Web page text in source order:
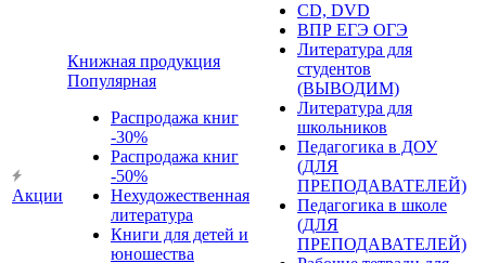
Акции
Книжная продукция
Популярная
Распродажа книг
-30%
Распродажа книг
-50%
Нехудожественная
литература
Книги для детей и
юношества
CD, DVD
ВПР ЕГЭ ОГЭ
Литература для
студентов
(ВЫВОДИМ)
Литература для
школьников
Педагогика в ДОУ
(ДЛЯ
ПРЕПОДАВАТЕЛЕЙ)
Педагогика в школе
(ДЛЯ
ПРЕПОДАВАТЕЛЕЙ)